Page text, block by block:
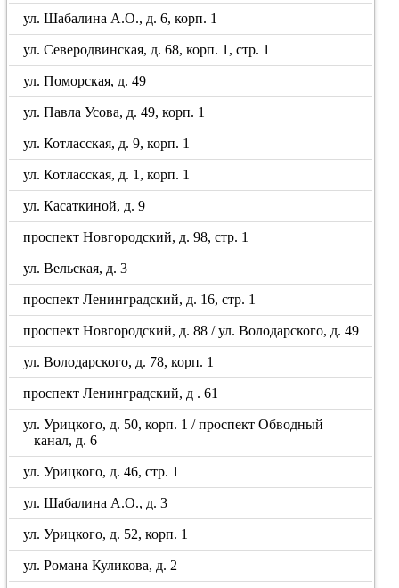
ул. Шабалина А.О., д. 6, корп. 1
ул. Северодвинская, д. 68, корп. 1, стр. 1
ул. Поморская, д. 49
ул. Павла Усова, д. 49, корп. 1
ул. Котласская, д. 9, корп. 1
ул. Котласская, д. 1, корп. 1
ул. Касаткиной, д. 9
проспект Новгородский, д. 98, стр. 1
ул. Вельская, д. 3
проспект Ленинградский, д. 16, стр. 1
проспект Новгородский, д. 88 / ул. Володарского, д. 49
ул. Володарского, д. 78, корп. 1
проспект Ленинградский, д . 61
ул. Урицкого, д. 50, корп. 1 / проспект Обводный
канал, д. 6
ул. Урицкого, д. 46, стр. 1
ул. Шабалина А.О., д. 3
ул. Урицкого, д. 52, корп. 1
ул. Романа Куликова, д. 2